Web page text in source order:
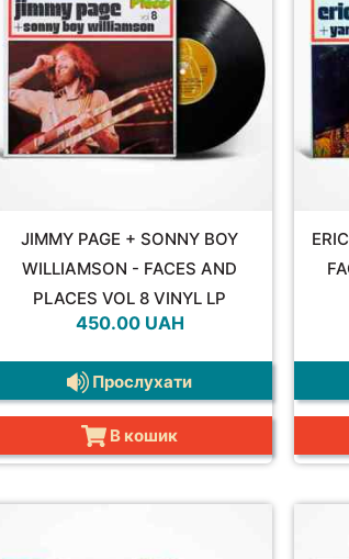
JIMMY PAGE + SONNY BOY
WILLIAMSON - FACES AND
PLACES VOL 8 VINYL LP
450.00 UAH
Прослухати
В кошик